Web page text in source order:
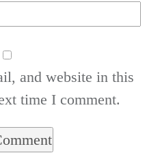
and website in this
time I comment.